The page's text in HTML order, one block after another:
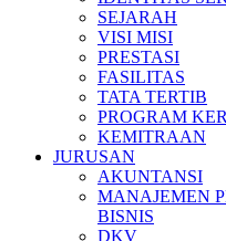
SEJARAH
VISI MISI
PRESTASI
FASILITAS
TATA TERTIB
PROGRAM
KEMITRAAN
JURUSAN
AKUNTANSI
MANAJEMEN
BISNIS
DKV